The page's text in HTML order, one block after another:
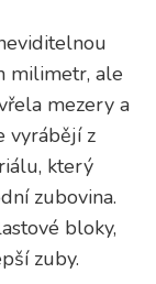
milimetr, ale
mezery a
vyrábějí z
který
zubovina.
bloky,
zuby.